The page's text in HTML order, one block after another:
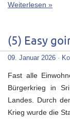
Weiterlesen »
(5) Easy
09. Januar 2026 ·
Fast alle
Bürgerkrieg in
Landes. Durch
Krieg wurde die